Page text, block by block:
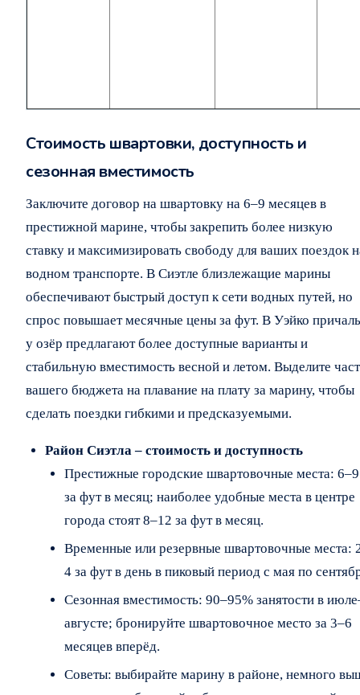
Стоимость швартовки, доступность и
сезонная вместимость
Заключите договор на швартовку на 6–9 месяцев в
престижной марине, чтобы закрепить более низкую
ставку и максимизировать свободу для ваших поездок
водном транспорте. В Сиэтле близлежащие марины
обеспечивают быстрый доступ к сети водных путей, но
спрос повышает месячные цены за фут. В Уэйко
у озёр предлагают более доступные варианты и
стабильную вместимость весной и летом. Выделите
вашего бюджета на плавание на плату за марину, чтобы
сделать поездки гибкими и предсказуемыми.
Район Сиэтла – стоимость и доступность
Престижные городские швартовочные места: 6–9
за фут в месяц; наиболее удобные места в центре
города стоят 8–12 за фут в месяц.
Временные или резервные швартовочные места:
4 за фут в день в пиковый период с мая по
Сезонная вместимость: 90–95% занятости в
августе; бронируйте швартовочное место за 3–6
месяцев вперёд.
Советы: выбирайте марину в районе, немного